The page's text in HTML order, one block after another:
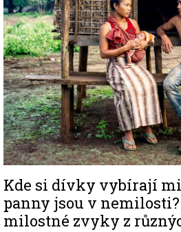
Kde si dívky vybírají
panny jsou v
milostné zvyky z